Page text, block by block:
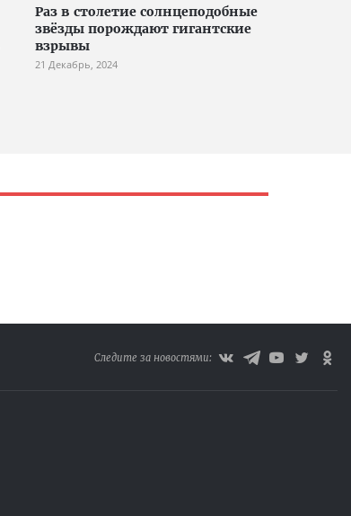
Раз в столетие солнцеподобные
звёзды порождают гигантские
взрывы
21 Декабрь, 2024
Следите за новостями: